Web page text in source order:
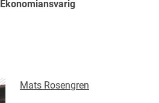
Ekonomiansvarig
Mats Rosengren